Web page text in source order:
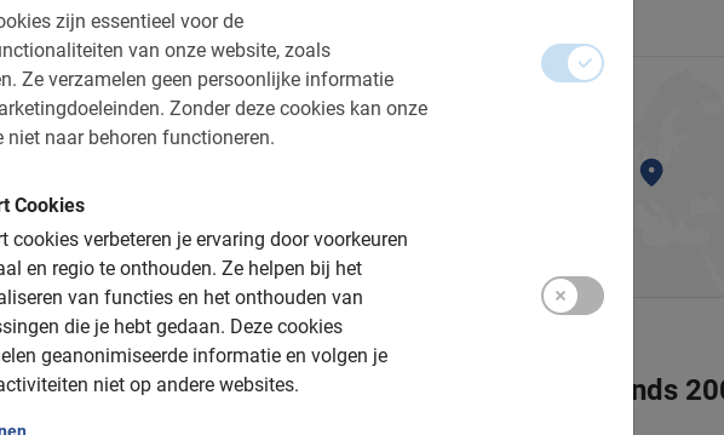
zijn essentieel voor de
van onze website, zoals
Ze verzamelen geen persoonlijke informatie
Zonder deze cookies kan onze
niet naar behoren functioneren.
Cookies
cookies verbeteren je ervaring door voorkeuren
en regio te onthouden. Ze helpen bij het
van functies en het onthouden van
die je hebt gedaan. Deze cookies
geanonimiseerde informatie en volgen je
niet op andere websites.
Bikes is gekozen
met de beste fietstours en fietshuur sinds